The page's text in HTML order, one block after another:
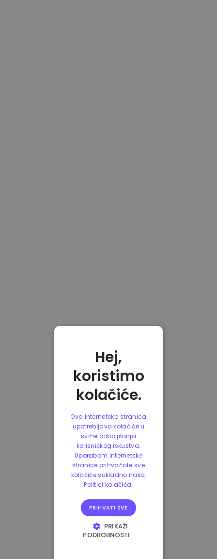
Hej,
koristimo
kolačiće.
Ova internetska stranica
upotrebljava kolačiće u
svrhe poboljšanja
korisničkog iskustva.
Uporabom internetske
stranice prihvaćate sve
kolačiće sukladno našoj
Politici kolačića.
PRIHVATI SVE
PRIKAŽI
PODROBNOSTI